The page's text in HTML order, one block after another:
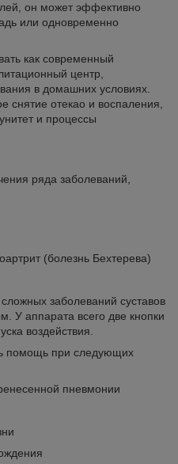
он может эффективно
или одновременно
как современный
центр,
в домашних условиях.
снятие отекао и воспаления,
и процессы
ряда заболеваний,
(болезнь Бехтерева)
заболеваний суставов
У аппарата всего две кнопки
воздействия.
помощь при следующих
пневмонии